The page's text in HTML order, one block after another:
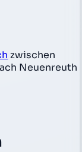
zwischen
Neuenreuth